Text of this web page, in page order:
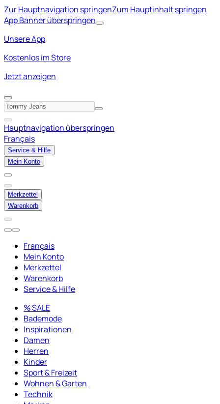
Zur Hauptnavigation springenZum Hauptinhalt springen
App Banner überspringen
Unsere App
Kostenlos im Store
Jetzt anzeigen
Hauptnavigation überspringen
Français
Service & Hilfe
Mein Konto
Merkzettel
Warenkorb
Français
Mein Konto
Merkzettel
Warenkorb
Service & Hilfe
% SALE
Bademode
Inspirationen
Damen
Herren
Kinder
Sport & Freizeit
Wohnen & Garten
Technik